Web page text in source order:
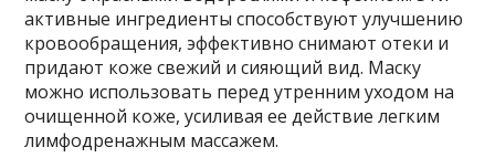
активные ингредиенты способствуют улучшению
кровообращения, эффективно снимают отеки и
придают коже свежий и сияющий вид. Маску
можно использовать перед утренним уходом на
очищенной коже, усиливая ее действие легким
лимфодренажным массажем.